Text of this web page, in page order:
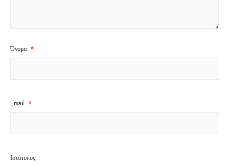
Όνομα *
Email *
Ιστότοπος